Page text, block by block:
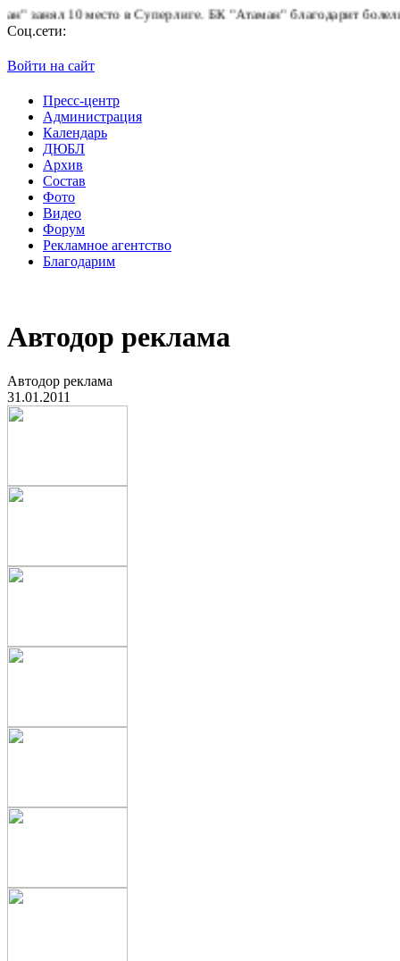
место в Суперлиге.БК "Атаман" благодарит болельщиков за
Соц.сети:
Войти на сайт
Пресс-центр
Администрация
Календарь
ДЮБЛ
Архив
Состав
Фото
Видео
Форум
Рекламное агентство
Благодарим
Автодор реклама
Автодор реклама
31.01.2011